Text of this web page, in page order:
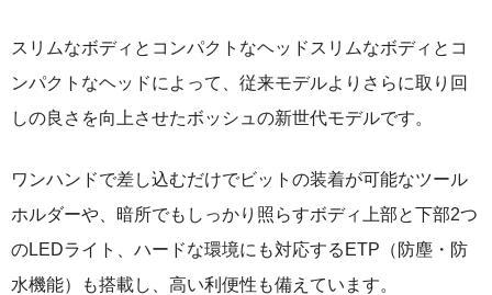
スリムなボディとコンパクトなヘッドスリムなボディとコ
ンパクトなヘッドによって、従来モデルよりさらに取り回
しの良さを向上させたボッシュの新世代モデルです。
ワンハンドで差し込むだけでビットの装着が可能なツール
ホルダーや、暗所でもしっかり照らすボディ上部と下部2つ
のLEDライト、ハードな環境にも対応するETP（防塵・防
水機能）も搭載し、高い利便性も備えています。